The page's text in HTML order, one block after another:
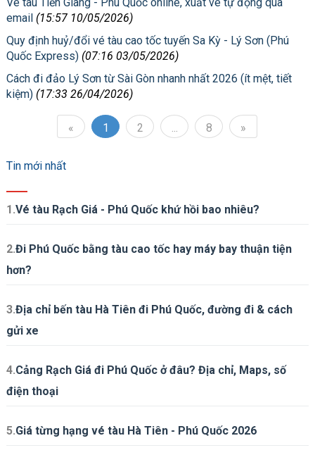
email (15:57 10/05/2026)
Quy định huỷ/đổi vé tàu cao tốc tuyến Sa Kỳ - Lý Sơn (Phú
Quốc Express) (07:16 03/05/2026)
Cách đi đảo Lý Sơn từ Sài Gòn nhanh nhất 2026 (ít mệt, tiết
kiệm) (17:33 26/04/2026)
« 1 2 8 »
Tin mới nhất
1.Vé tàu Rạch Giá - Phú Quốc khứ hồi bao nhiêu?
2.Đi Phú Quốc bằng tàu cao tốc hay máy bay thuận tiện
hơn?
3.Địa chỉ bến tàu Hà Tiên đi Phú Quốc, đường đi & cách
gửi xe
4.Cảng Rạch Giá đi Phú Quốc ở đâu? Địa chỉ, Maps, số
điện thoại
5.Giá từng hạng vé tàu Hà Tiên - Phú Quốc 2026